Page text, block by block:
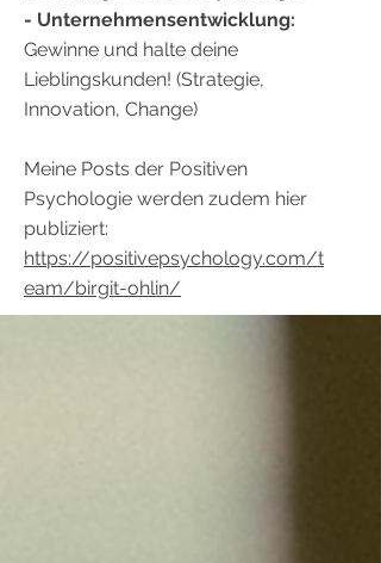
- Unternehmensentwicklung:
Gewinne und halte deine
Lieblingskunden! (Strategie,
Innovation, Change)
Meine Posts der Positiven
Psychologie werden zudem hier
publiziert:
https://positivepsychology.com/t
eam/birgit-ohlin/